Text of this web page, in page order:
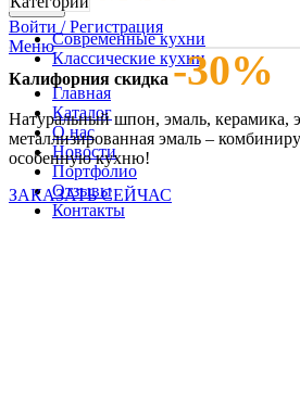
Поиск
Войти / Регистрация
МенюСовременные кухни
Классические кухни
Главная
Каталог
О нас
Новости
Портфолио
Отзывы
Контакты
Калифорния скидка -30%
Натуральный шпон, эмаль, керамика,
металлизированная эмаль –
особенную кухню!
ЗАКАЗАТЬ СЕЙЧАС